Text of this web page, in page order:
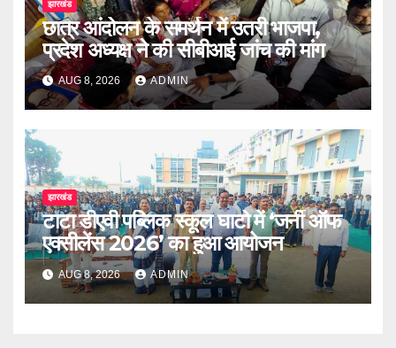
झारखंड
छात्र आंदोलन के समर्थन में उतरी भाजपा,
प्रदेश अध्यक्ष ने की सीबीआई जांच की मांग
AUG 8, 2026 ADMIN
झारखंड
टाटा डीएवी पब्लिक स्कूल घाटो में ‘जर्नी ऑफ
एक्सीलेंस 2026’ का हुआ आयोजन
AUG 8, 2026 ADMIN